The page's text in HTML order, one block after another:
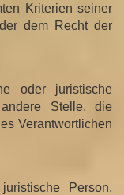
Kriterien seiner
dem Recht der
oder juristische
Stelle, die
Verantwortlichen
Person,